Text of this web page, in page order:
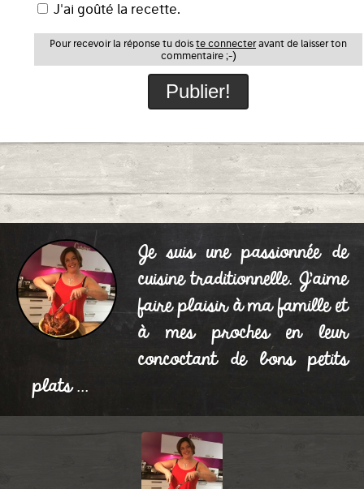
J'ai goûté la recette.
Pour recevoir la réponse tu dois te connecteravant de laisser ton
commentaire ;-)
Je suis une passionnée de
cuisine traditionnelle. J'aime
faire plaisir à ma famille et
à mes proches en leur
concoctant de bons petits
plats ...